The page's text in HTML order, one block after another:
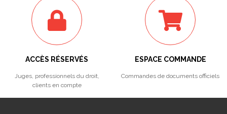
ACCÈS RÉSERVÉS
Juges, professionnels du droit,
clients en compte
ESPACE COMMANDE
Commandes de documents officiels